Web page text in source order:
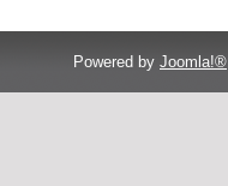
Powered by Joomla!®